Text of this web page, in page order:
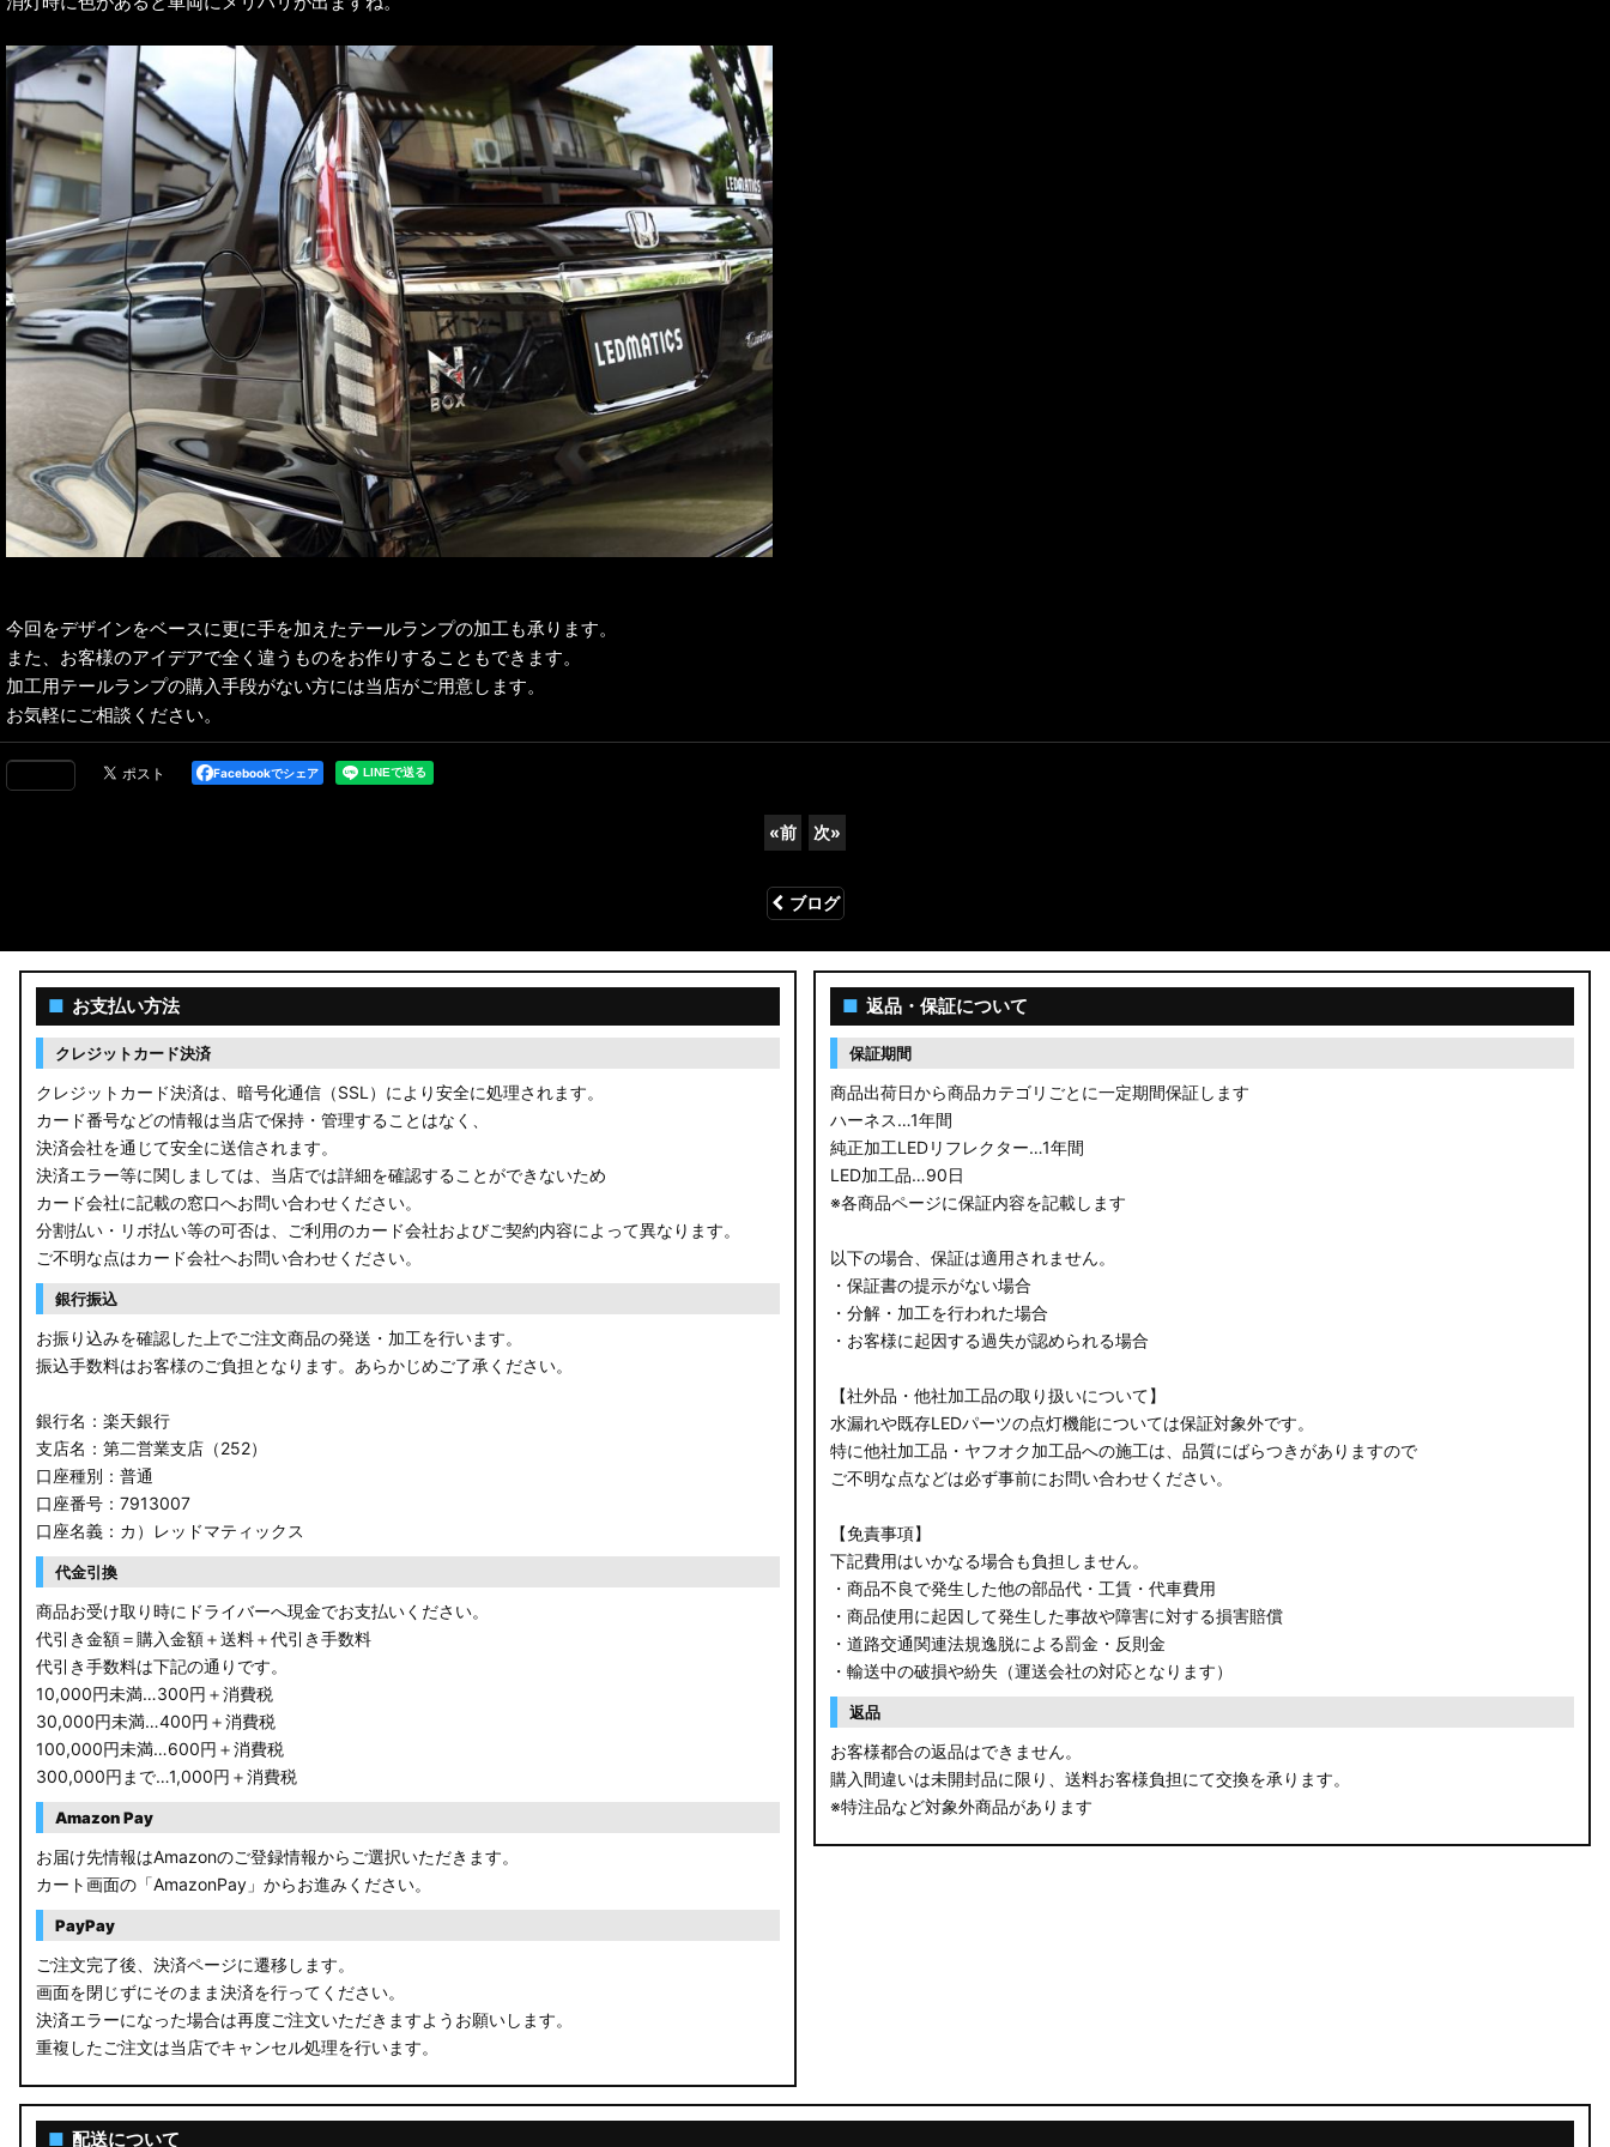
今回をデザインをベースに更に手を加えたテールランプの加工も承ります。
また、お客様のアイデアで全く違うものをお作りすることもできます。
加工用テールランプの購入手段がない方には当店がご用意します。
お気軽にご相談ください。
Facebookでシェア
«前 次»
ブログ
■ お支払い方法
クレジットカード決済
クレジットカード決済は、暗号化通信（SSL）により安全に処理されます。
カード番号などの情報は当店で保持・管理することはなく、
決済会社を通じて安全に送信されます。
決済エラー等に関しましては、当店では詳細を確認することができないため
カード会社に記載の窓口へお問い合わせください。
分割払い・リボ払い等の可否は、ご利用のカード会社およびご契約内容によって異なります。
ご不明な点はカード会社へお問い合わせください。
銀行振込
お振り込みを確認した上でご注文商品の発送・加工を行います。
振込手数料はお客様のご負担となります。あらかじめご了承ください。
銀行名：楽天銀行
支店名：第二営業支店（252）
口座種別：普通
口座番号：7913007
口座名義：カ）レッドマティックス
代金引換
商品お受け取り時にドライバーへ現金でお支払いください。
代引き金額＝購入金額＋送料＋代引き手数料
代引き手数料は下記の通りです。
10,000円未満…300円＋消費税
30,000円未満…400円＋消費税
100,000円未満…600円＋消費税
300,000円まで…1,000円＋消費税
Amazon Pay
お届け先情報はAmazonのご登録情報からご選択いただきます。
カート画面の「AmazonPay」からお進みください。
PayPay
ご注文完了後、決済ページに遷移します。
画面を閉じずにそのまま決済を行ってください。
決済エラーになった場合は再度ご注文いただきますようお願いします。
重複したご注文は当店でキャンセル処理を行います。
■ 返品・保証について
保証期間
商品出荷日から商品カテゴリごとに一定期間保証します
ハーネス…1年間
純正加工LEDリフレクター…1年間
LED加工品…90日
※各商品ページに保証内容を記載します
以下の場合、保証は適用されません。
・保証書の提示がない場合
・分解・加工を行われた場合
・お客様に起因する過失が認められる場合
【社外品・他社加工品の取り扱いについて】
水漏れや既存LEDパーツの点灯機能については保証対象外です。
特に他社加工品・ヤフオク加工品への施工は、品質にばらつきがありますので
ご不明な点などは必ず事前にお問い合わせください。
【免責事項】
下記費用はいかなる場合も負担しません。
・商品不良で発生した他の部品代・工賃・代車費用
・商品使用に起因して発生した事故や障害に対する損害賠償
・道路交通関連法規逸脱による罰金・反則金
・輸送中の破損や紛失（運送会社の対応となります）
返品
お客様都合の返品はできません。
購入間違いは未開封品に限り、送料お客様負担にて交換を承ります。
※特注品など対象外商品があります
■ 配送について